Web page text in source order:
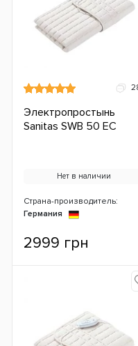
Электропростынь
Sanitas SWB 50 ЕС
Нет в наличии
Страна-производитель:
Германия
2999 грн